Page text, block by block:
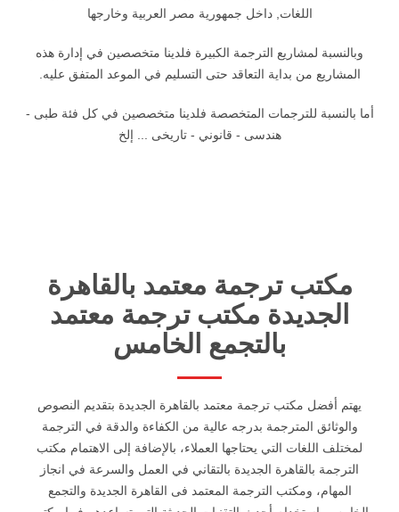
اللغات, داخل جمهورية مصر العربية وخارجها
وبالنسبة لمشاريع الترجمة الكبيرة فلدينا متخصصين في إدارة هذه
المشاريع من بداية التعاقد حتى التسليم في الموعد المتفق عليه.
أما بالنسبة للترجمات المتخصصة فلدينا متخصصين في كل فئة طبى -
هندسى - قانوني - تاريخى ... إلخ
مكتب ترجمة معتمد بالقاهرة
الجديدة مكتب ترجمة معتمد
بالتجمع الخامس
يهتم أفضل مكتب ترجمة معتمد بالقاهرة الجديدة بتقديم النصوص
والوثائق المترجمة بدرجه عالية من الكفاءة والدقة في الترجمة
لمختلف اللغات التي يحتاجها العملاء، بالإضافة إلى الاهتمام مكتب
الترجمة بالقاهرة الجديدة بالتقاني في العمل والسرعة في انجاز
المهام، ومكتب الترجمة المعتمد فى القاهرة الجديدة والتجمع